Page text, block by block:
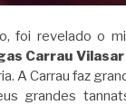
foi revelado o
Carrau
A Carrau faz
grandes